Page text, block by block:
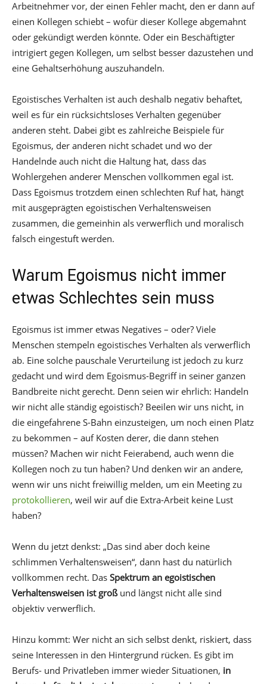
Arbeitnehmer vor, der einen Fehler macht, den er dann auf
einen Kollegen schiebt – wofür dieser Kollege abgemahnt
oder gekündigt werden könnte. Oder ein Beschäftigter
intrigiert gegen Kollegen, um selbst besser dazustehen und
eine Gehaltserhöhung auszuhandeln.
Egoistisches Verhalten ist auch deshalb negativ behaftet,
weil es für ein rücksichtsloses Verhalten gegenüber
anderen steht. Dabei gibt es zahlreiche Beispiele für
Egoismus, der anderen nicht schadet und wo der
Handelnde auch nicht die Haltung hat, dass das
Wohlergehen anderer Menschen vollkommen egal ist.
Dass Egoismus trotzdem einen schlechten Ruf hat, hängt
mit ausgeprägten egoistischen Verhaltensweisen
zusammen, die gemeinhin als verwerflich und moralisch
falsch eingestuft werden.
Warum Egoismus nicht immer
etwas Schlechtes sein muss
Egoismus ist immer etwas Negatives – oder? Viele
Menschen stempeln egoistisches Verhalten als verwerflich
ab. Eine solche pauschale Verurteilung ist jedoch zu kurz
gedacht und wird dem Egoismus-Begriff in seiner ganzen
Bandbreite nicht gerecht. Denn seien wir ehrlich: Handeln
wir nicht alle ständig egoistisch? Beeilen wir uns nicht, in
die eingefahrene S-Bahn einzusteigen, um noch einen Platz
zu bekommen – auf Kosten derer, die dann stehen
müssen? Machen wir nicht Feierabend, auch wenn die
Kollegen noch zu tun haben? Und denken wir an andere,
wenn wir uns nicht freiwillig melden, um ein Meeting zu
protokollieren, weil wir auf die Extra-Arbeit keine Lust
haben?
Wenn du jetzt denkst: „Das sind aber doch keine
schlimmen Verhaltensweisen“, dann hast du natürlich
vollkommen recht. Das Spektrum an egoistischen
Verhaltensweisen ist großund längst nicht alle sind
objektiv verwerflich.
Hinzu kommt: Wer nicht an sich selbst denkt, riskiert, dass
seine Interessen in den Hintergrund rücken. Es gibt im
Berufs- und Privatleben immer wieder Situationen, in